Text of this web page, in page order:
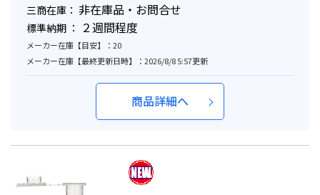
三商在庫： 非在庫品・お問合せ
標準納期 ： ２週間程度
メーカー在庫【目安】：20
メーカー在庫【最終更新日時】：2026/8/8 5:57更新
商品詳細へ